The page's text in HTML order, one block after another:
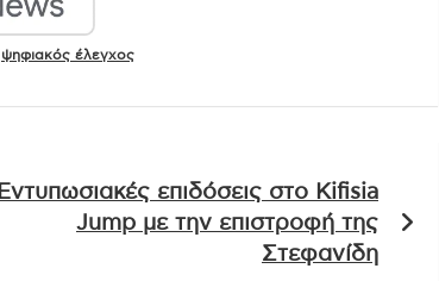
ψηφιακός έλεγχος
Εντυπωσιακές επιδόσεις στο Kifisia
Jump με την επιστροφή της
Στεφανίδη